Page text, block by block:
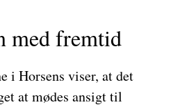
med fremtid
i Horsens viser, at det
at mødes ansigt til